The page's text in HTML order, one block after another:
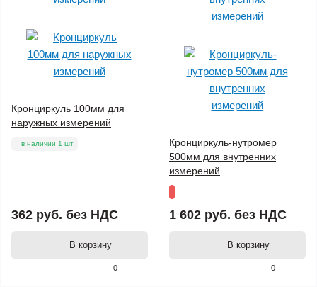
0
Кронциркуль 100мм для
наружных измерений
в наличии 1 шт.
362 руб. без НДС
В корзину
0
Кронциркуль-нутромер
500мм для внутренних
измерений
1 602 руб. без НДС
В корзину